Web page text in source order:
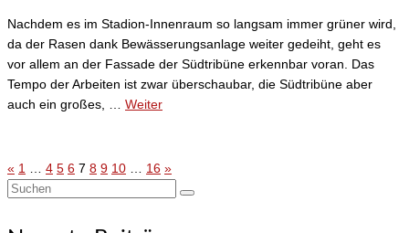
Nachdem es im Stadion-Innenraum so langsam immer grüner wird,
da der Rasen dank Bewässerungsanlage weiter gedeiht, geht es
vor allem an der Fassade der Südtribüne erkennbar voran. Das
Tempo der Arbeiten ist zwar überschaubar, die Südtribüne aber
auch ein großes, … Weiter
Seitennummerierung
« 1 … 4 5 6 7 8 9 10 … 16 »
Suchen